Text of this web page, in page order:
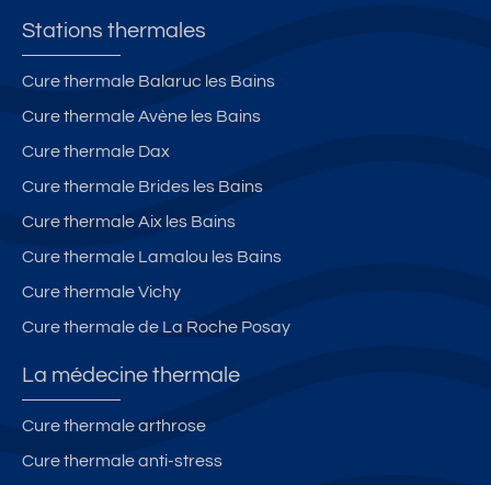
Stations thermales
Cure thermale Balaruc les Bains
Cure thermale Avène les Bains
Cure thermale Dax
Cure thermale Brides les Bains
Cure thermale Aix les Bains
Cure thermale Lamalou les Bains
Cure thermale Vichy
Cure thermale de La Roche Posay
La médecine thermale
Cure thermale arthrose
Cure thermale anti-stress